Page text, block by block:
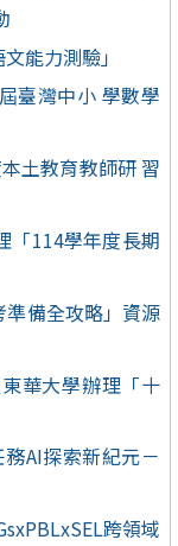
能力測驗」
臺灣中小 學數學
土教育教師研 習
「114學年度長期
備全攻略」資源
華大學辦理「十
AI探索新紀元－
跨領域